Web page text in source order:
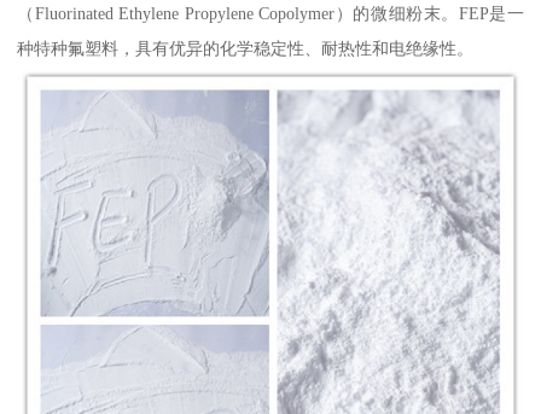
（Fluorinated Ethylene Propylene Copolymer）的微细粉末。FEP是一
种特种氟塑料，具有优异的化学稳定性、耐热性和电绝缘性。